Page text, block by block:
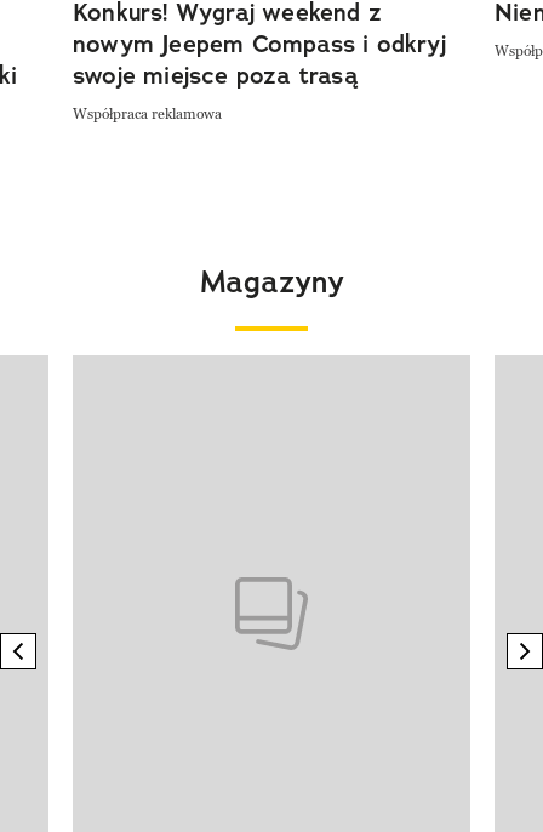
Konkurs! Wygraj weekend z
nowym Jeepem Compass i odkryj
swoje miejsce poza trasą
Współpraca reklamowa
Magazyny
previous element